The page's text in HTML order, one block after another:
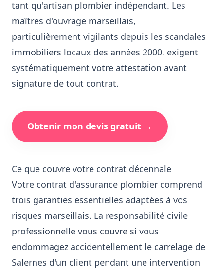
tant qu'artisan plombier indépendant. Les
maîtres d'ouvrage marseillais,
particulièrement vigilants depuis les scandales
immobiliers locaux des années 2000, exigent
systématiquement votre attestation avant
signature de tout contrat.
Obtenir mon devis gratuit →
Ce que couvre votre contrat décennale
Votre contrat d'assurance plombier comprend
trois garanties essentielles adaptées à vos
risques marseillais. La responsabilité civile
professionnelle vous couvre si vous
endommagez accidentellement le carrelage de
Salernes d'un client pendant une intervention